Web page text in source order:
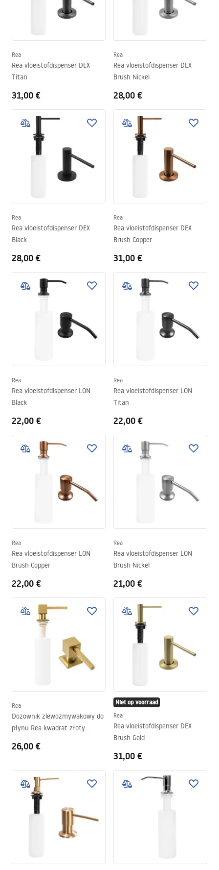
interieur van bijna elke keuken past. En door hem te monteren
wint de ruimte zowel aan orde als aan esthetiek.
Rea
Rea vloeistofdispenser DEX
Titan
31,00 €
Rea
Rea vloeistofdispenser DEX
Brush Nickel
28,00 €
Rea
Rea vloeistofdispenser DEX
Black
28,00 €
Rea
Rea vloeistofdispenser DEX
Brush Copper
31,00 €
Rea
Rea vloeistofdispenser LON
Black
22,00 €
Rea
Rea vloeistofdispenser LON
Titan
22,00 €
Rea
Rea vloeistofdispenser LON
Brush Copper
22,00 €
Rea
Rea vloeistofdispenser LON
Brush Nickel
21,00 €
Rea
Dozownik zlewozmywakowy do
płynu Rea kwadrat złoty
26,00 €
Niet op voorraad
Rea
Rea vloeistofdispenser DEX
Brush Gold
31,00 €